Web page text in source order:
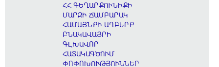
ՀՀ ԳԵՂԱՐՔՈՒՆԻՔԻ
ՄԱՐԶԻ ՃԱՄԲԱՐԱԿ
ՀԱՄԱՅՆՔԻ ԱՂԲԵՐՔ
ԲՆԱԿԱՎԱՅՐԻ
ԳԼԽԱՎՈՐ
ՀԱՏԱԿԱԳԾՈՒՄ
ՓՈՓՈԽՈՒԹՅՈՒՆՆԵՐ